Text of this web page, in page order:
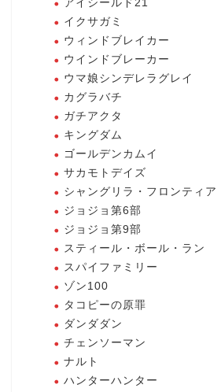
アイシールド21
イクサガミ
ウィンドブレイカー
ウインドブレーカー
ウマ娘シンデレラグレイ
カグラバチ
ガチアクタ
キングダム
ゴールデンカムイ
サカモトデイズ
シャングリラ・フロンティア
ジョジョ第6部
ジョジョ第9部
スティール・ボール・ラン
スパイファミリー
ゾン100
タコピーの原罪
ダンダダン
チェンソーマン
ナルト
ハンターハンター